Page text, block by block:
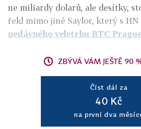
ne miliardy dolarů, ale desítky,
řekl mimo jiné Saylor, který s HN
nedávného veletrhu BTC
ZBÝVÁ VÁM JEŠTĚ 90
Číst dál za
40 Kč
na první dva